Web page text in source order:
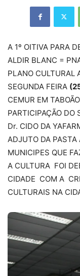
A 1º OITIVA PARA
ALDIR BLANC =
PLANO CULTURAL
SEGUNDA FEIRA
CEMUR EM
PARTICIPAÇÃO DO
Dr. CIDO DA
ADJUTO DA
MUNICIPES QUE
A CULTURA FOI
CIDADE COM A
CULTURAIS NA